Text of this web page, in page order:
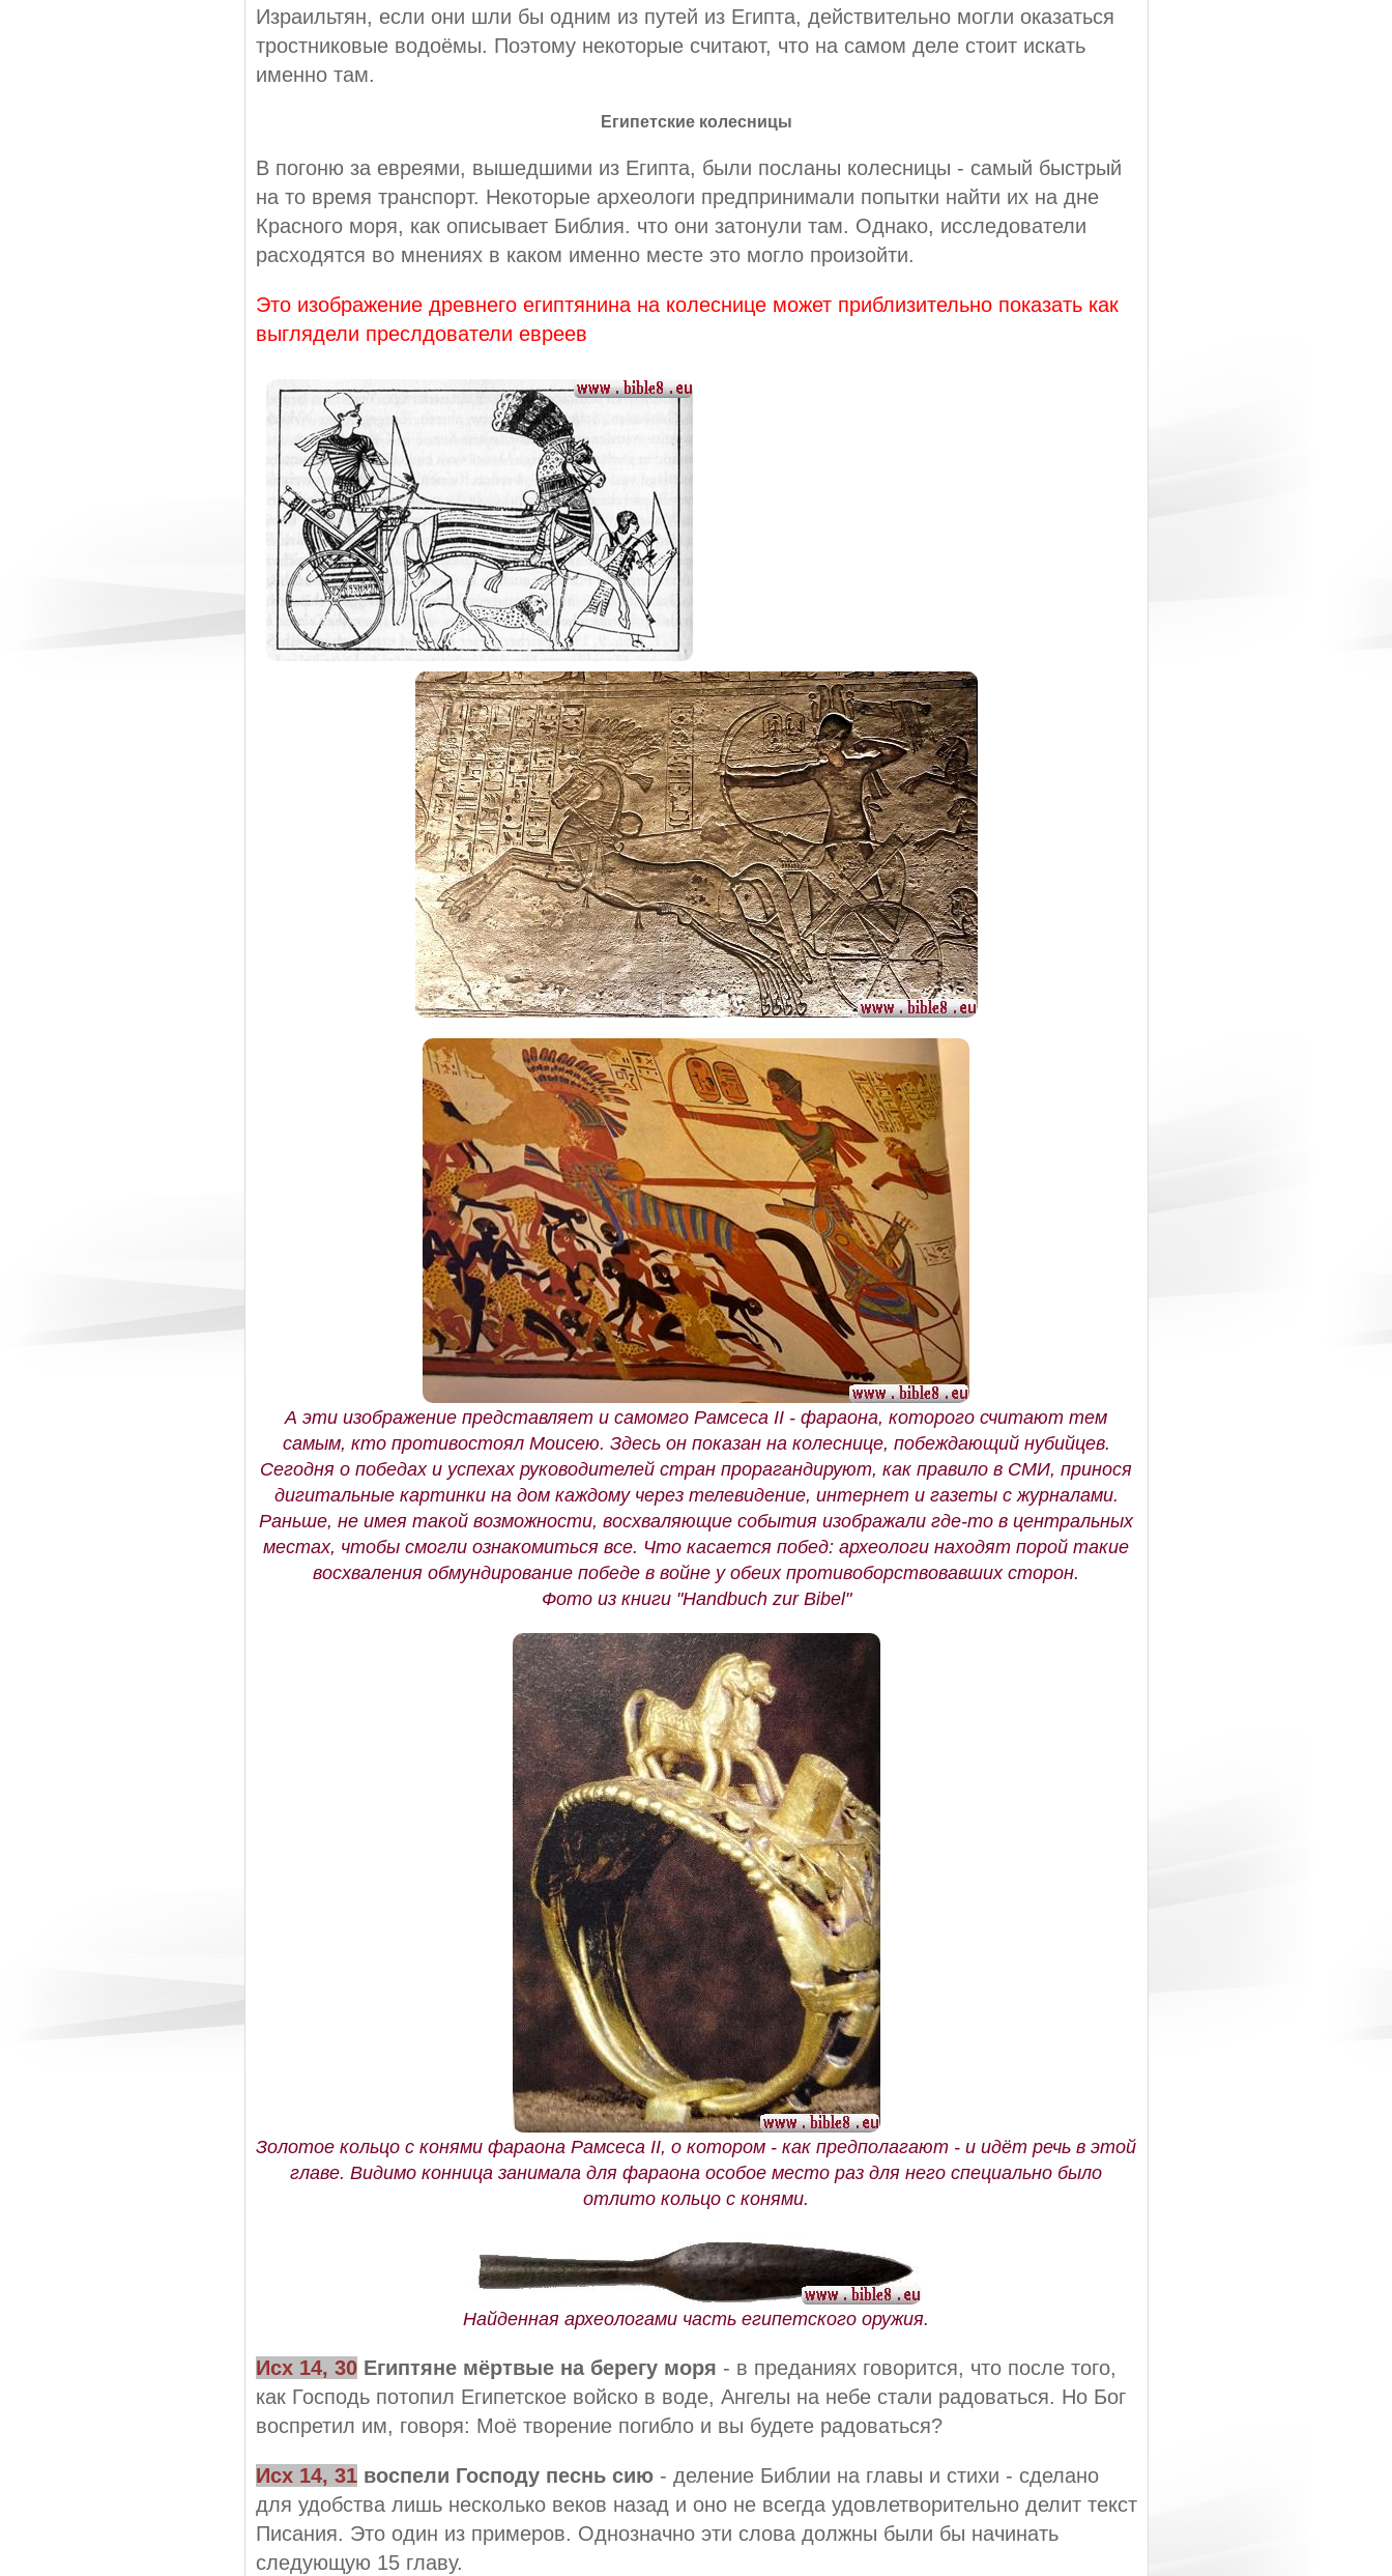
Израильтян, если они шли бы одним из путей из Египта, действительно могли оказаться
тростниковые водоёмы. Поэтому некоторые считают, что на самом деле стоит искать
именно там.
Египетские колесницы
В погоню за евреями, вышедшими из Египта, были посланы колесницы - самый быстрый
на то время транспорт. Некоторые археологи предпринимали попытки найти их на дне
Красного моря, как описывает Библия. что они затонули там. Однако, исследователи
расходятся во мнениях в каком именно месте это могло произойти.
Это изображение древнего египтянина на колеснице может приблизительно показать как
выглядели преслдователи евреев
А эти изображение представляет и самомго Рамсеса II - фараона, которого считают тем
самым, кто противостоял Моисею. Здесь он показан на колеснице, побеждающий нубийцев.
Сегодня о победах и успехах руководителей стран прорагандируют, как правило в СМИ, принося
дигитальные картинки на дом каждому через телевидение, интернет и газеты с журналами.
Раньше, не имея такой возможности, восхваляющие события изображали где-то в центральных
местах, чтобы смогли ознакомиться все. Что касается побед: археологи находят порой такие
восхваления обмундирование победе в войне у обеих противоборствовавших сторон.
Фото из книги "Handbuch zur Bibel"
Золотое кольцо с конями фараона Рамсеса II, о котором - как предполагают - и идёт речь в этой
главе. Видимо конница занимала для фараона особое место раз для него специально было
отлито кольцо с конями.
Найденная археологами часть египетского оружия.
Исх 14, 30 Египтяне мёртвые на берегу моря - в преданиях говорится, что после того,
как Господь потопил Египетское войско в воде, Ангелы на небе стали радоваться. Но Бог
воспретил им, говоря: Моё творение погибло и вы будете радоваться?
Исх 14, 31 воспели Господу песнь сию- деление Библии на главы и стихи - сделано
для удобства лишь несколько веков назад и оно не всегда удовлетворительно делит текст
Писания. Это один из примеров. Однозначно эти слова должны были бы начинать
следующую 15 главу.